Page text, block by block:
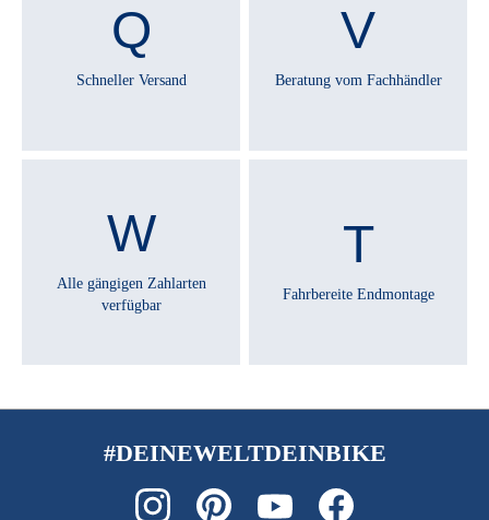
SCHALTHEBEL :
SHIMANO Alivio SL-M3100
Kettenschaltung
SCHALTWERK :
SHIMANO Acera RD-M3100 shadow
SCHEINWERFER :
SCHUTZBLECHE :
SONSTIGES :
Schneller Versand Beratung vom Fachhändler
Alle gängigen Zahlarten
verfügbar
Fahrbereite Endmontage
#DEINEWELTDEINBIKE